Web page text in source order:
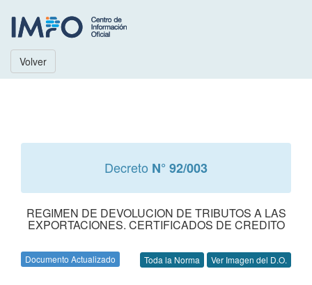
Volver
Decreto N° 92/003
REGIMEN DE DEVOLUCION DE TRIBUTOS A LAS
EXPORTACIONES. CERTIFICADOS DE CREDITO
Documento Actualizado Toda la Norma Ver Imagen del D.O.